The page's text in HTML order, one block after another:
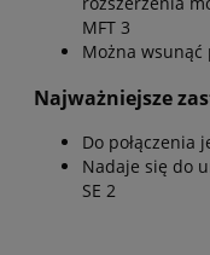
MFT 3
Można wsunąć
Najważniejsze
Do połączenia
Nadaje się do
SE 2